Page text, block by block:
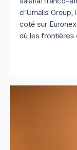
d'Umalis Group,
coté sur
où les frontières